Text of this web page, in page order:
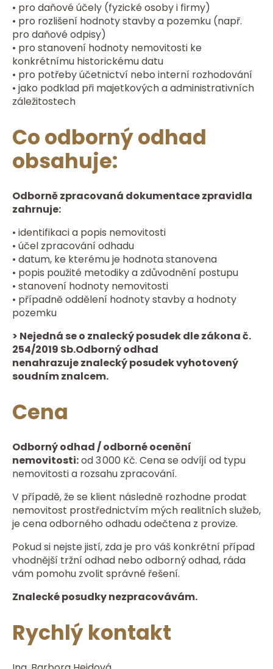
• pro daňové účely (fyzické osoby i firmy)
• pro rozlišení hodnoty stavby a pozemku (např.
pro daňové odpisy)
• pro stanovení hodnoty nemovitosti ke
konkrétnímu historickému datu
• pro potřeby účetnictví nebo interní rozhodování
• jako podklad při majetkových a administrativních
záležitostech
Co odborný odhad
obsahuje:
Odborně zpracovaná dokumentace zpravidla
zahrnuje:
• identifikaci a popis nemovitosti
• účel zpracování odhadu
• datum, ke kterému je hodnota stanovena
• popis použité metodiky a zdůvodnění postupu
• stanovení hodnoty nemovitosti
• případně oddělení hodnoty stavby a hodnoty
pozemku
> Nejedná se o znalecký posudek dle zákona č.
254/2019 Sb.Odborný odhad
nenahrazuje znalecký posudek vyhotovený
soudním znalcem.
Cena
Odborný odhad / odborné ocenění
nemovitosti:od 3 000 Kč. Cena se odvíjí od typu
nemovitosti a rozsahu zpracování.
V případě, že se klient následně rozhodne prodat
nemovitost prostřednictvím mých realitních služeb,
je cena odborného odhadu odečtena z provize.
Pokud si nejste jistí, zda je pro váš konkrétní případ
vhodnější tržní odhad nebo odborný odhad, ráda
vám pomohu zvolit správné řešení.
Znalecké posudky nezpracovávám.
Rychlý kontakt